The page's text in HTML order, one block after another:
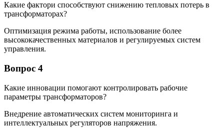
Какие фактори способствуют снижению тепловых потерь в
трансформаторах?
Оптимизация режима работы, использование более
высококачественных материалов и регулируемых систем
управления.
Вопрос 4
Какие инновации помогают контролировать рабочие
параметры трансформаторов?
Внедрение автоматических систем мониторинга и
интеллектуальных регуляторов напряжения.